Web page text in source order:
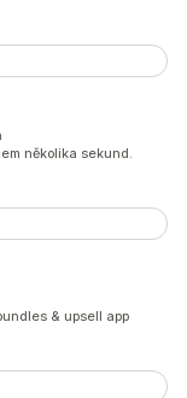
několika sekund.
& upsell app